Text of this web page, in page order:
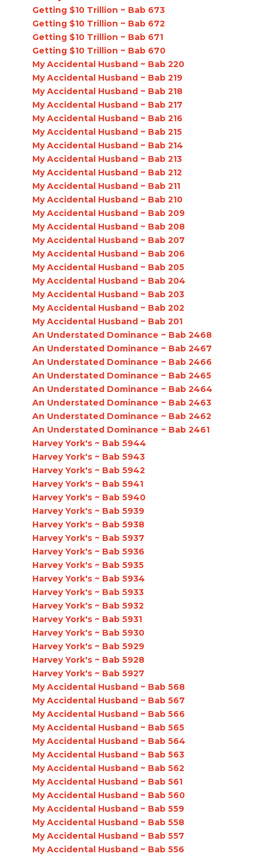
Getting $10 Trillion ~ Bab 673
Getting $10 Trillion ~ Bab 672
Getting $10 Trillion ~ Bab 671
Getting $10 Trillion ~ Bab 670
My Accidental Husband ~ Bab 220
My Accidental Husband ~ Bab 219
My Accidental Husband ~ Bab 218
My Accidental Husband ~ Bab 217
My Accidental Husband ~ Bab 216
My Accidental Husband ~ Bab 215
My Accidental Husband ~ Bab 214
My Accidental Husband ~ Bab 213
My Accidental Husband ~ Bab 212
My Accidental Husband ~ Bab 211
My Accidental Husband ~ Bab 210
My Accidental Husband ~ Bab 209
My Accidental Husband ~ Bab 208
My Accidental Husband ~ Bab 207
My Accidental Husband ~ Bab 206
My Accidental Husband ~ Bab 205
My Accidental Husband ~ Bab 204
My Accidental Husband ~ Bab 203
My Accidental Husband ~ Bab 202
My Accidental Husband ~ Bab 201
An Understated Dominance ~ Bab 2468
An Understated Dominance ~ Bab 2467
An Understated Dominance ~ Bab 2466
An Understated Dominance ~ Bab 2465
An Understated Dominance ~ Bab 2464
An Understated Dominance ~ Bab 2463
An Understated Dominance ~ Bab 2462
An Understated Dominance ~ Bab 2461
Harvey York's ~ Bab 5944
Harvey York's ~ Bab 5943
Harvey York's ~ Bab 5942
Harvey York's ~ Bab 5941
Harvey York's ~ Bab 5940
Harvey York's ~ Bab 5939
Harvey York's ~ Bab 5938
Harvey York's ~ Bab 5937
Harvey York's ~ Bab 5936
Harvey York's ~ Bab 5935
Harvey York's ~ Bab 5934
Harvey York's ~ Bab 5933
Harvey York's ~ Bab 5932
Harvey York's ~ Bab 5931
Harvey York's ~ Bab 5930
Harvey York's ~ Bab 5929
Harvey York's ~ Bab 5928
Harvey York's ~ Bab 5927
My Accidental Husband ~ Bab 568
My Accidental Husband ~ Bab 567
My Accidental Husband ~ Bab 566
My Accidental Husband ~ Bab 565
My Accidental Husband ~ Bab 564
My Accidental Husband ~ Bab 563
My Accidental Husband ~ Bab 562
My Accidental Husband ~ Bab 561
My Accidental Husband ~ Bab 560
My Accidental Husband ~ Bab 559
My Accidental Husband ~ Bab 558
My Accidental Husband ~ Bab 557
My Accidental Husband ~ Bab 556